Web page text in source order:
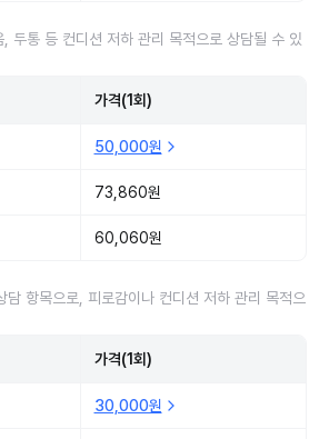
두통 등 컨디션 저하 관리 목적으로 상담될 수 있
가격(1회)
50,000원
73,860원
60,060원
담 항목으로, 피로감이나 컨디션 저하 관리 목적으
가격(1회)
30,000원